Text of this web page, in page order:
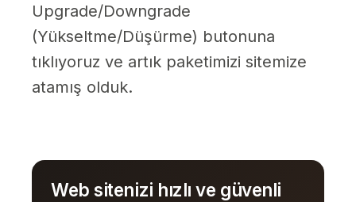
Upgrade/Downgrade
(Yükseltme/Düşürme) butonuna
tıklıyoruz ve artık paketimizi sitemize
atamış olduk.
Web sitenizi hızlı ve güvenli